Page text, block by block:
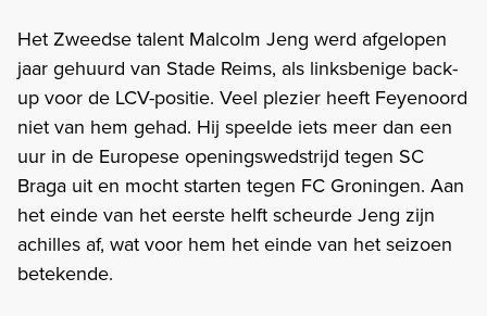
Het Zweedse talent Malcolm Jeng werd afgelopen
jaar gehuurd van Stade Reims, als linksbenige back-
up voor de LCV-positie. Veel plezier heeft Feyenoord
niet van hem gehad. Hij speelde iets meer dan een
uur in de Europese openingswedstrijd tegen SC
Braga uit en mocht starten tegen FC Groningen. Aan
het einde van het eerste helft scheurde Jeng zijn
achilles af, wat voor hem het einde van het seizoen
betekende.